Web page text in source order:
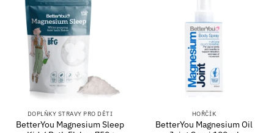
DOPLŇKY STRAVY PRO DĚTI
BetterYou Magnesium Sleep
HOŘČÍK
BetterYou Magnesium Oil